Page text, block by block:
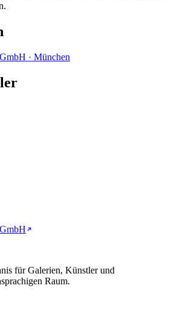
· München
für Galerien, Künstler und
Raum.